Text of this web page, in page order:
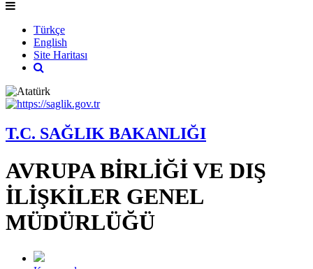
Türkçe
English
Site Haritası
T.C. SAĞLIK BAKANLIĞI
AVRUPA BİRLİĞİ VE DIŞ
İLİŞKİLER GENEL
MÜDÜRLÜĞÜ